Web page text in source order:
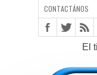
CONTACTÁNOS
El